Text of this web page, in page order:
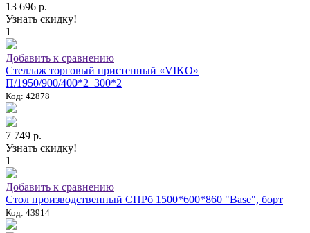
13 696 р.
Узнать скидку!
1
Добавить к сравнению
Стеллаж торговый пристенный «VIKO»
П/1950/900/400*2_300*2
Код: 42878
7 749 р.
Узнать скидку!
1
Добавить к сравнению
Стол производственный СПРб 1500*600*860 "Base", борт
Код: 43914